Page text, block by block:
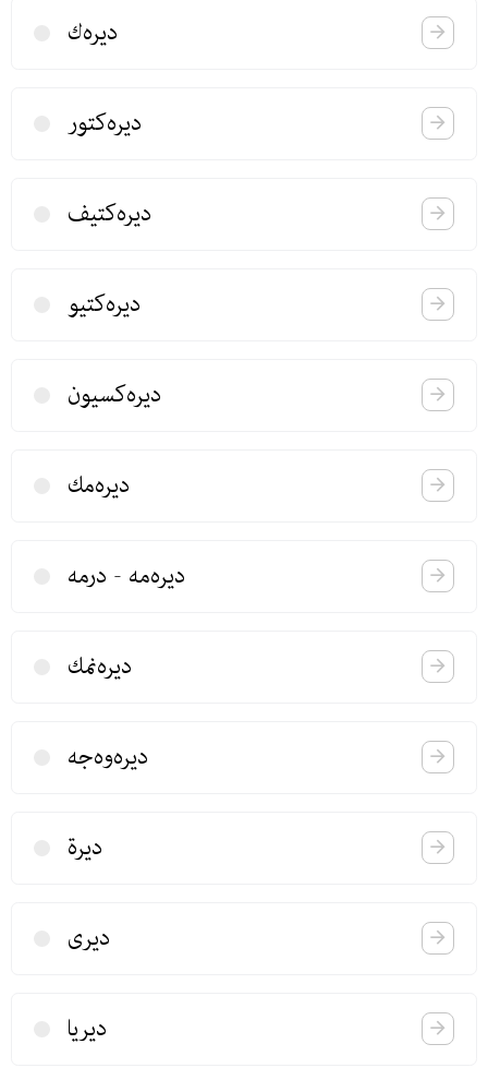
دیره‌ك
دیره‌كتور
دیره‌كتیف
دیره‌كتیو
دیره‌كسیون
دیره‌مك
دیره‌مه - درمه
دیره‌نمك
دیره‌وه‌جه
دیرة
دیری
دیریا